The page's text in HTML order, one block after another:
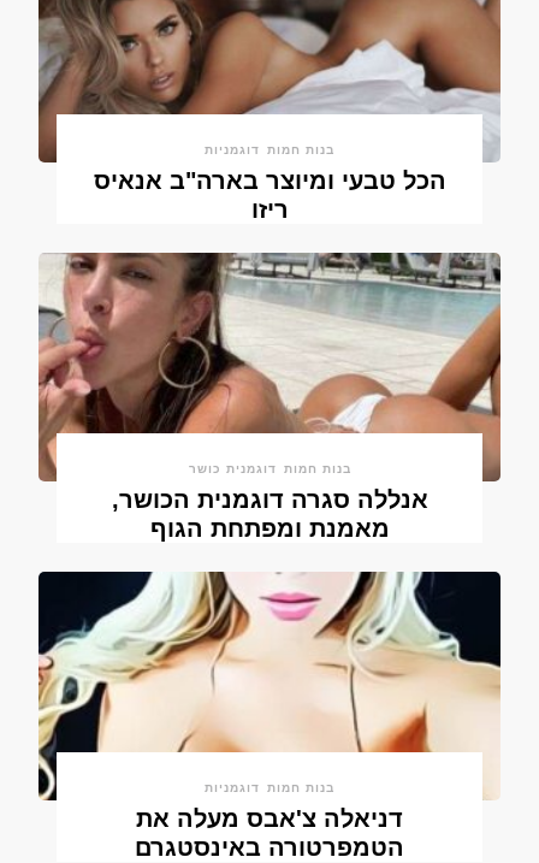
בנות חמות דוגמניות
הכל טבעי ומיוצר בארה"ב אנאיס
ריזו
בנות חמות דוגמנית כושר
אנללה סגרה דוגמנית הכושר,
מאמנת ומפתחת הגוף
בנות חמות דוגמניות
דניאלה צ'אבס מעלה את
הטמפרטורה באינסטגרם